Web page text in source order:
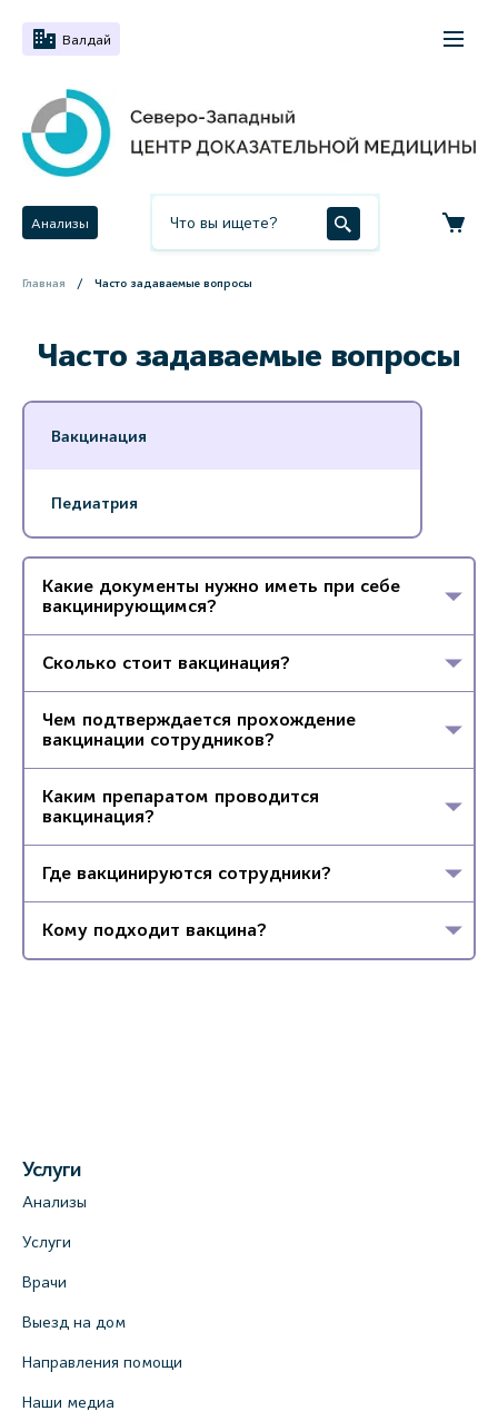
Валдай
Анализы
Главная Часто задаваемые вопросы
Часто задаваемые вопросы
Вакцинация
Педиатрия
Какие документы нужно иметь при себе
вакцинирующимся?
Сколько стоит вакцинация?
Чем подтверждается прохождение
вакцинации сотрудников?
Каким препаратом проводится
вакцинация?
Где вакцинируются сотрудники?
Кому подходит вакцина?
Услуги
Анализы
Услуги
Врачи
Выезд на дом
Направления помощи
Наши медиа